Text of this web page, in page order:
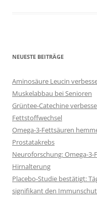
NEUESTE BEITRÄGE
Aminosäure Leucin
Muskelabbau bei Senioren
Grüntee-Catechine
Fettstoffwechsel
Omega-3-Fettsäuren
Prostatakrebs
Neuroforschung: Omega-3-
Hirnalterung
Placebo-Studie bestätigt:
signifikant den